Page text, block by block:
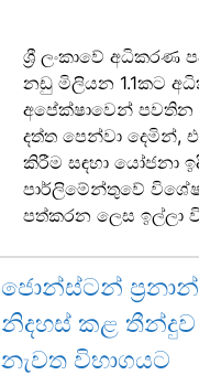
ශ්‍රී ලංකාවේ අධිකරණ
නඩු මිලියන 1.1කට
අපේක්ෂාවෙන් පවතින
දත්ත පෙන්වා
කිරීම සඳහා යෝජනා
පාර්ලිමේන්තුවේ
පත්කරන ලෙස ඉල්ලා
ජොන්ස්ටන්
නිදහස් කළ
නැවත විභාගයට